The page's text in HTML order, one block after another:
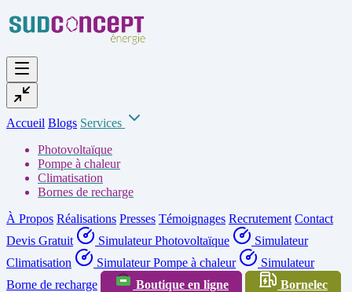
Accueil Blogs Services
Photovoltaïque
Pompe à chaleur
Climatisation
Bornes de recharge
À Propos Réalisations Presses Témoignages Recrutement Contact
Devis Gratuit
Simulateur Photovoltaïque
Simulateur
Climatisation
Simulateur Pompe à chaleur
Simulateur
Borne de recharge
Boutique en ligne
Bornelec